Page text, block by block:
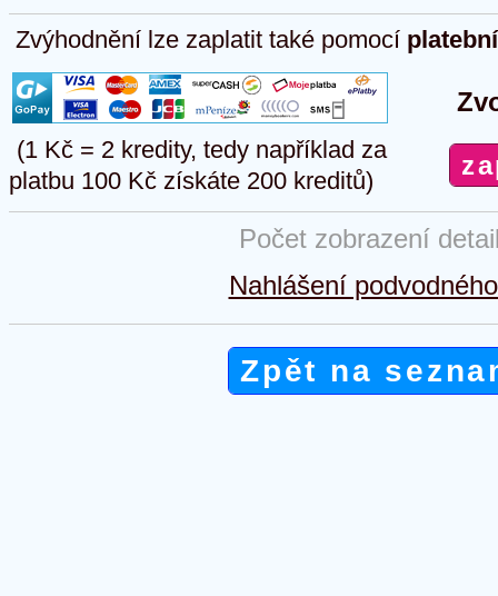
Zvýhodnění lze zaplatit také pomocí
(1 Kč = 2 kredity, tedy například za
platbu 100 Kč získáte 200 kreditů)
Počet zobrazení
Nahlášení
Zpět na